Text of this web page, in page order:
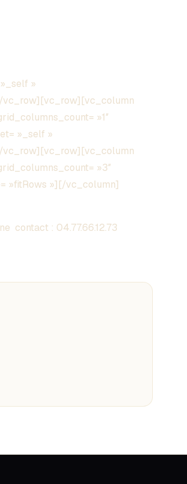
»
vc_row][vc_row][vc_column
»1″
»_self »
vc_row][vc_row][vc_column
»3″
»fitRows »][/vc_column]
contact : 04.77.66.12.73